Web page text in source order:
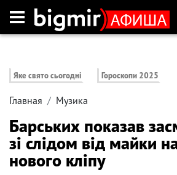
Яке свято сьогодні Гороскопи 2025
Главная Музика
Барських показав
зі слідом від майки
нового кліпу